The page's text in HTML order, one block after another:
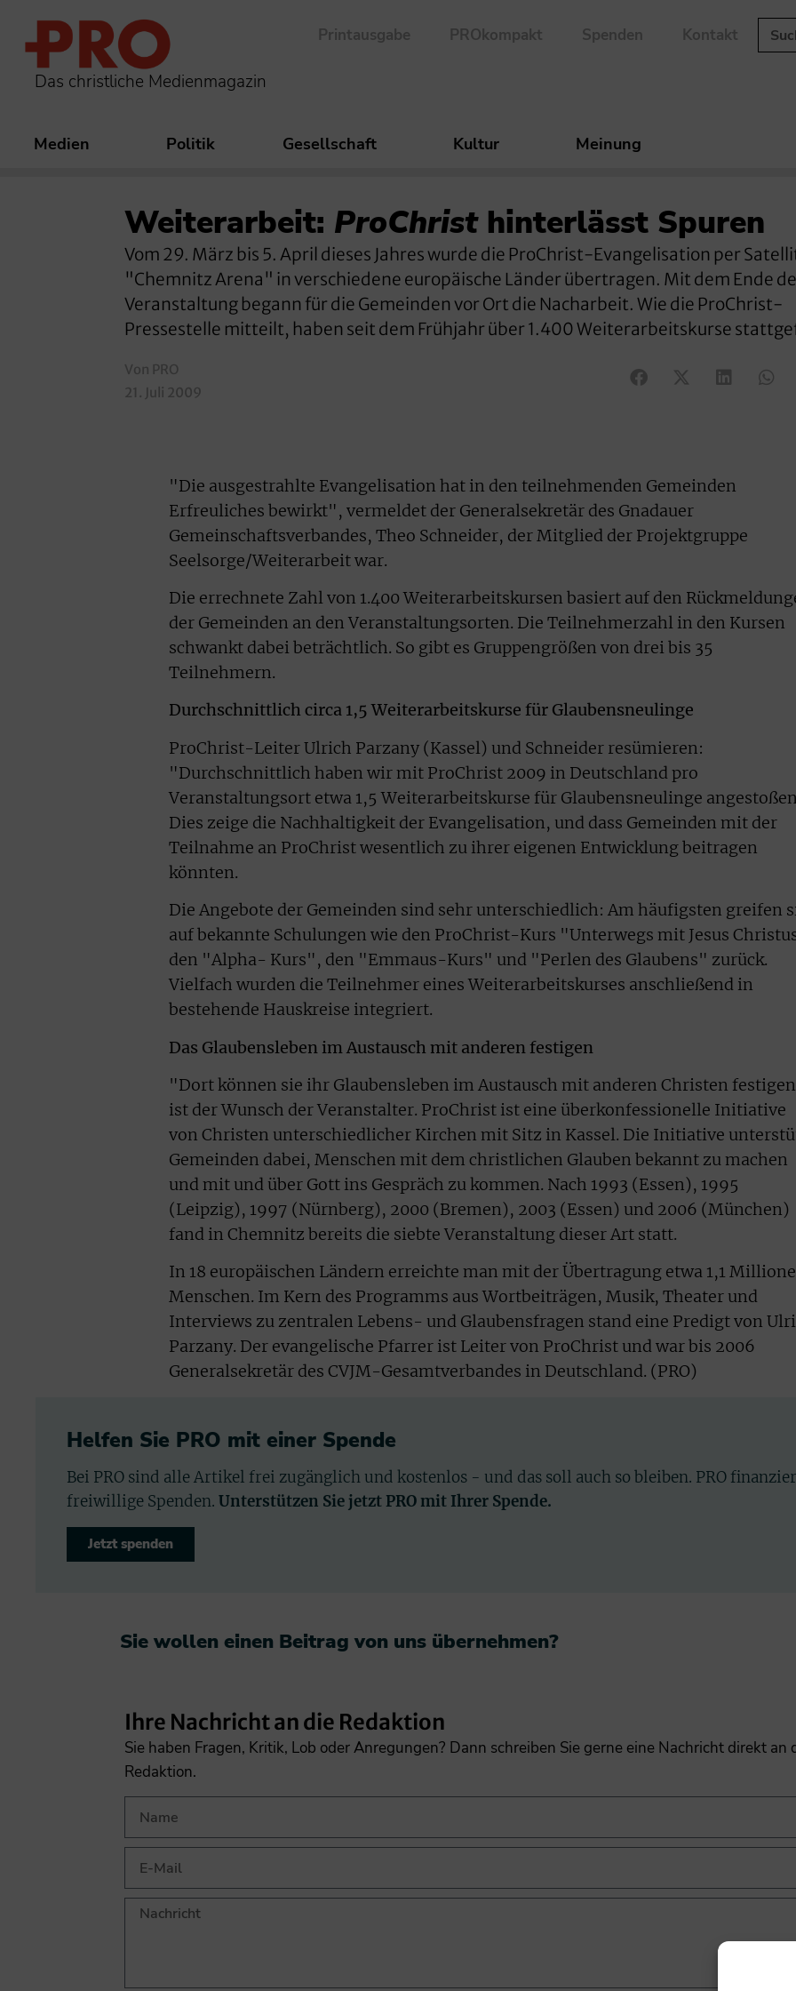
Das christliche Medienmagazin
Printausgabe PROkompakt Spenden Kontakt
Medien Politik Gesellschaft Kultur Meinung
Weiterarbeit: ProChristhinterlässt Spuren
Vom 29. März bis 5. April dieses Jahres wurde die ProChrist-Evangelisation per
"Chemnitz Arena" in verschiedene europäische Länder übertragen. Mit dem Ende
Veranstaltung begann für die Gemeinden vor Ort die Nacharbeit. Wie die ProChrist-
Pressestelle mitteilt, haben seit dem Frühjahr über 1.400 Weiterarbeitskurse
Von PRO
21. Juli 2009
"Die ausgestrahlte Evangelisation hat in den teilnehmenden Gemeinden
Erfreuliches bewirkt", vermeldet der Generalsekretär des Gnadauer
Gemeinschaftsverbandes, Theo Schneider, der Mitglied der Projektgruppe
Seelsorge/Weiterarbeit war.
Die errechnete Zahl von 1.400 Weiterarbeitskursen basiert auf den
der Gemeinden an den Veranstaltungsorten. Die Teilnehmerzahl in den Kursen
schwankt dabei beträchtlich. So gibt es Gruppengrößen von drei bis 35
Teilnehmern.
Durchschnittlich circa 1,5 Weiterarbeitskurse für Glaubensneulinge
ProChrist-Leiter Ulrich Parzany (Kassel) und Schneider resümieren:
"Durchschnittlich haben wir mit ProChrist 2009 in Deutschland pro
Veranstaltungsort etwa 1,5 Weiterarbeitskurse für Glaubensneulinge
Dies zeige die Nachhaltigkeit der Evangelisation, und dass Gemeinden mit der
Teilnahme an ProChrist wesentlich zu ihrer eigenen Entwicklung beitragen
könnten.
Die Angebote der Gemeinden sind sehr unterschiedlich: Am häufigsten greifen
auf bekannte Schulungen wie den ProChrist-Kurs "Unterwegs mit Jesus
den "Alpha- Kurs", den "Emmaus-Kurs" und "Perlen des Glaubens" zurück.
Vielfach wurden die Teilnehmer eines Weiterarbeitskurses anschließend in
bestehende Hauskreise integriert.
Das Glaubensleben im Austausch mit anderen festigen
"Dort können sie ihr Glaubensleben im Austausch mit anderen Christen
ist der Wunsch der Veranstalter. ProChrist ist eine überkonfessionelle Initiative
von Christen unterschiedlicher Kirchen mit Sitz in Kassel. Die Initiative
Gemeinden dabei, Menschen mit dem christlichen Glauben bekannt zu machen
und mit und über Gott ins Gespräch zu kommen. Nach 1993 (Essen), 1995
(Leipzig), 1997 (Nürnberg), 2000 (Bremen), 2003 (Essen) und 2006 (München)
fand in Chemnitz bereits die siebte Veranstaltung dieser Art statt.
In 18 europäischen Ländern erreichte man mit der Übertragung etwa 1,1
Menschen. Im Kern des Programms aus Wortbeiträgen, Musik, Theater und
Interviews zu zentralen Lebens- und Glaubensfragen stand eine Predigt von
Parzany. Der evangelische Pfarrer ist Leiter von ProChrist und war bis 2006
Generalsekretär des CVJM-Gesamtverbandes in Deutschland. (PRO)
Helfen Sie PRO mit einer Spende
Bei PRO sind alle Artikel frei zugänglich und kostenlos - und das soll auch so bleiben. PRO
freiwillige Spenden. Unterstützen Sie jetzt PRO mit Ihrer Spende.
Jetzt spenden
Sie wollen einen Beitrag von uns übernehmen?​
Ihre Nachricht an die Redaktion
Sie haben Fragen, Kritik, Lob oder Anregungen? Dann schreiben Sie gerne eine Nachricht direkt an
Redaktion.